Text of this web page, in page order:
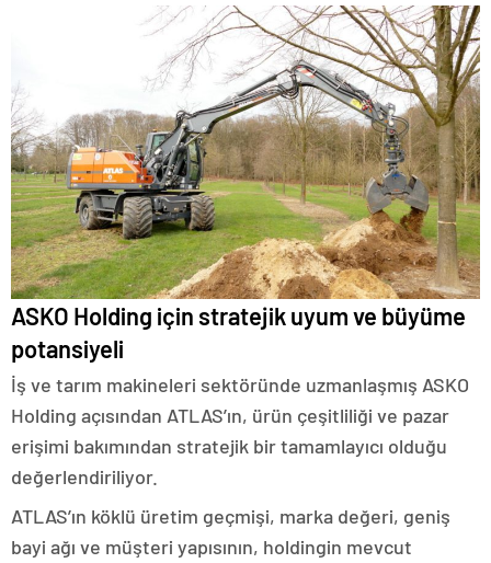
ASKO Holding için stratejik uyum ve büyüme
potansiyeli
İş ve tarım makineleri sektöründe uzmanlaşmış ASKO
Holding açısından ATLAS’ın, ürün çeşitliliği ve pazar
erişimi bakımından stratejik bir tamamlayıcı olduğu
değerlendiriliyor.
ATLAS’ın köklü üretim geçmişi, marka değeri, geniş
bayi ağı ve müşteri yapısının, holdingin mevcut